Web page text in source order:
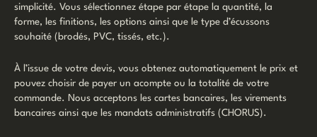
simplicité. Vous sélectionnez étape par étape la quantité, la
forme, les finitions, les options ainsi que le type d’écussons
souhaité (brodés, PVC, tissés, etc.).
À l’issue de votre devis, vous obtenez automatiquement le prix et
pouvez choisir de payer un acompte ou la totalité de votre
commande. Nous acceptons les cartes bancaires, les virements
bancaires ainsi que les mandats administratifs (CHORUS).